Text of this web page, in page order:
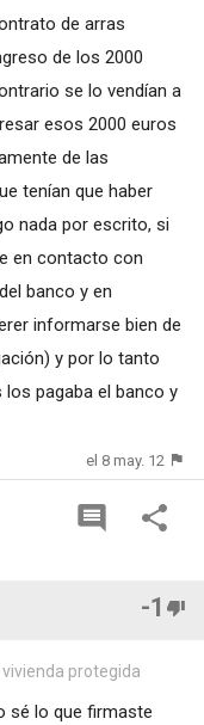
de arras
de los 2000
se lo vendían a
esos 2000 euros
de las
tenían que haber
nada por escrito, si
en contacto con
banco y en
informarse bien de
y por lo tanto
pagaba el banco y
el 8 may. 12
-1
protegida
sé lo que firmaste